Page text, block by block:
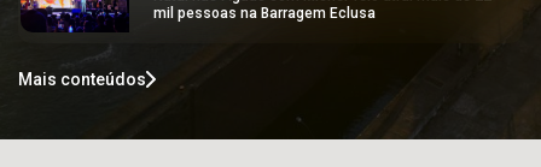
mil pessoas na Barragem Eclusa
Mais conteúdos